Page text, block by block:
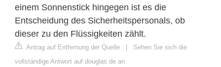
einem Sonnenstick hingegen ist es die
Entscheidung des Sicherheitspersonals, ob
dieser zu den Flüssigkeiten zählt.
Antrag auf Entfernung der Quelle | Sehen Sie sich die
vollständige Antwort auf douglas.de an